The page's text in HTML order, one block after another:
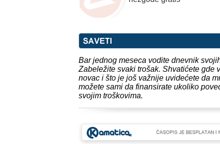
Bar jednog meseca vodite dnevnik
Zabeležite svaki trošak. Shvatićete gde
novac i što je još važnije uvidećete da
možete sami da finansirate ukoliko
svojim troškovima.